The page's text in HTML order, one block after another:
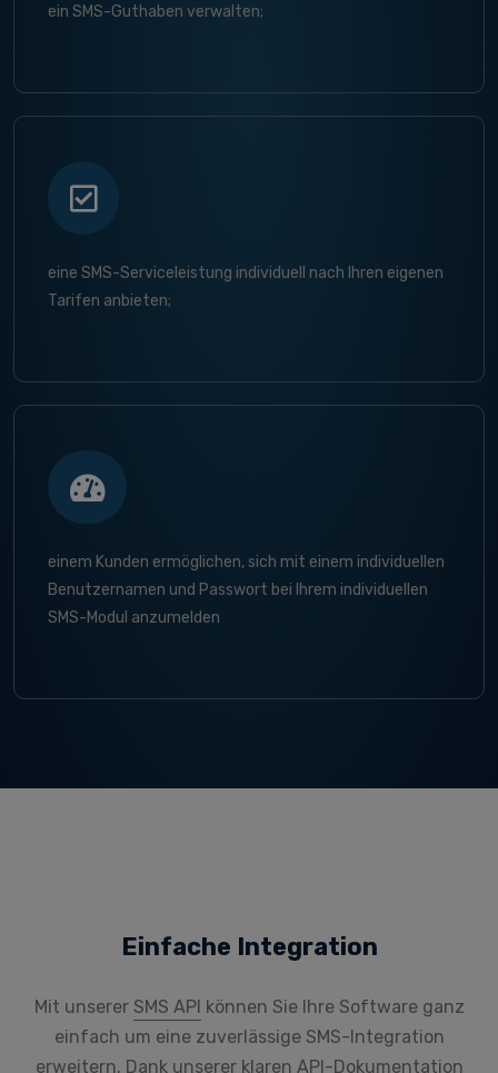
ein SMS-Guthaben verwalten;
eine SMS-Serviceleistung individuell nach Ihren eigenen
Tarifen anbieten;
einem Kunden ermöglichen, sich mit einem individuellen
Benutzernamen und Passwort bei Ihrem individuellen
SMS-Modul anzumelden
Einfache Integration
Mit unserer SMS API können Sie Ihre Software ganz
einfach um eine zuverlässige SMS-Integration
erweitern. Dank unserer klaren API-Dokumentation